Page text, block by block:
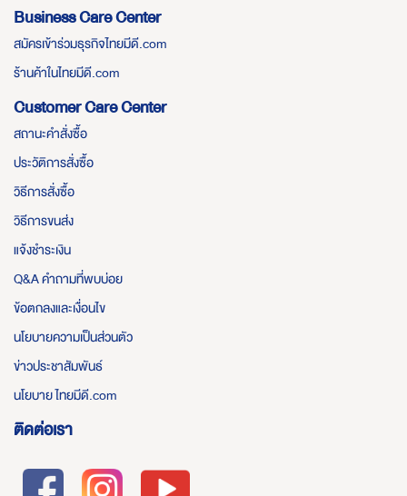
Business Care Center
สมัครเข้าร่วมธุรกิจไทยมีดี.com
ร้านค้าในไทยมีดี.com
Customer Care Center
สถานะคำสั่งซื้อ
ประวัติการสั่งซื้อ
วิธีการสั่งซื้อ
วิธีการขนส่ง
แจ้งชำระเงิน
Q&A คำถามที่พบบ่อย
ข้อตกลงและเงื่อนไข
นโยบายความเป็นส่วนตัว
ข่าวประชาสัมพันธ์
นโยบาย ไทยมีดี.com
ติดต่อเรา